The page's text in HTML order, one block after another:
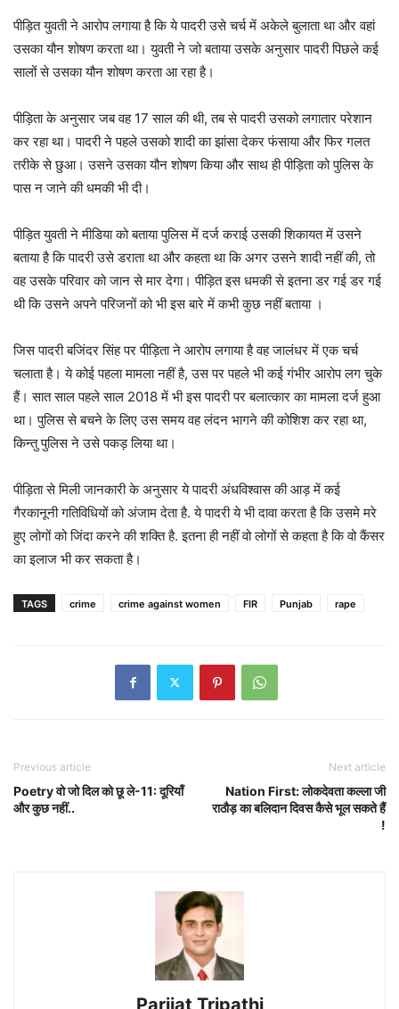
पीड़ित युवती ने आरोप लगाया है कि ये पादरी उसे चर्च में अकेले बुलाता था और वहां
उसका यौन शोषण करता था। युवती ने जो बताया उसके अनुसार पादरी पिछले कई
सालों से उसका यौन शोषण करता आ रहा है।
पीड़िता के अनुसार जब वह 17 साल की थी, तब से पादरी उसको लगातार परेशान
कर रहा था। पादरी ने पहले उसको शादी का झांसा देकर फंसाया और फिर गलत
तरीके से छुआ। उसने उसका यौन शोषण किया और साथ ही पीड़िता को पुलिस के
पास न जाने की धमकी भी दी।
पीड़ित युवती ने मीडिया को बताया पुलिस में दर्ज कराई उसकी शिकायत में उसने
बताया है कि पादरी उसे डराता था और कहता था कि अगर उसने शादी नहीं की, तो
वह उसके परिवार को जान से मार देगा। पीड़ित इस धमकी से इतना डर गई डर गई
थी कि उसने अपने परिजनों को भी इस बारे में कभी कुछ नहीं बताया ।
जिस पादरी बजिंदर सिंह पर पीड़िता ने आरोप लगाया है वह जालंधर में एक चर्च
चलाता है। ये कोई पहला मामला नहीं है, उस पर पहले भी कई गंभीर आरोप लग चुके
हैं। सात साल पहले साल 2018 में भी इस पादरी पर बलात्कार का मामला दर्ज हुआ
था। पुलिस से बचने के लिए उस समय वह लंदन भागने की कोशिश कर रहा था,
किन्तु पुलिस ने उसे पकड़ लिया था।
पीड़िता से मिली जानकारी के अनुसार ये पादरी अंधविश्वास की आड़ में कई
गैरकानूनी गतिविधियों को अंजाम देता है. ये पादरी ये भी दावा करता है कि उसमे मरे
हुए लोगों को जिंदा करने की शक्ति है. इतना ही नहीं वो लोगों से कहता है कि वो कैंसर
का इलाज भी कर सकता है।
TAGS crime crime against women FIR Punjab rape
Previous article
Poetry वो जो दिल को छू ले-11: दूरियाँ
और कुछ नहीं..
Next article
Nation First: लोकदेवता कल्ला जी
राठौड़ का बलिदान दिवस कैसे भूल सकते हैं
!
Parijat Tripathi